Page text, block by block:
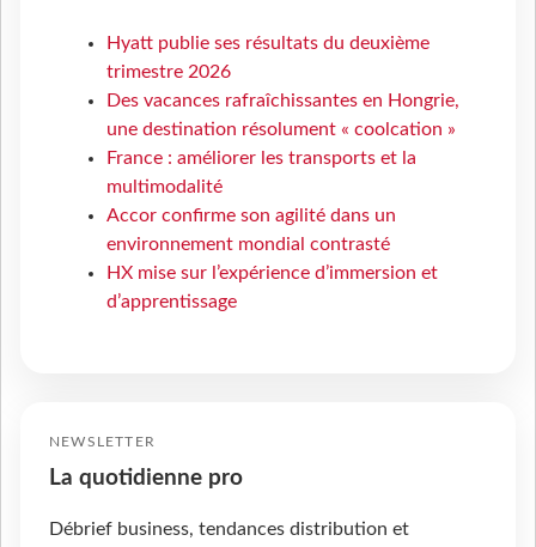
Hyatt publie ses résultats du deuxième
trimestre 2026
Des vacances rafraîchissantes en Hongrie,
une destination résolument « coolcation »
France : améliorer les transports et la
multimodalité
Accor confirme son agilité dans un
environnement mondial contrasté
HX mise sur l’expérience d’immersion et
d’apprentissage
NEWSLETTER
La quotidienne pro
Débrief business, tendances distribution et